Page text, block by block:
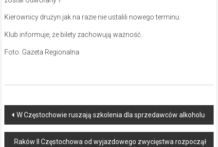
Kierownicy drużyn jak na razie nie ustalili nowego terminu.
Klub informuje, że bilety zachowują ważność.
Foto: Gazeta Regionalna
Post
navigation
W Częstochowie ruszają szkolenia dla sprzedawców alkoholu
Raków II Częstochowa od wyjazdowego zwycięstwa rozpoczął